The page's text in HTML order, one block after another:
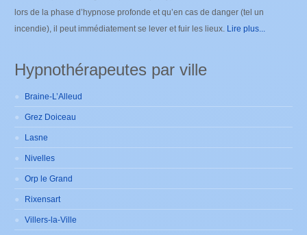
lors de la phase d’hypnose profonde et qu’en cas de danger (tel un
incendie), il peut immédiatement se lever et fuir les lieux. Lire plus...
Hypnothérapeutes par ville
Braine-L’Alleud
Grez Doiceau
Lasne
Nivelles
Orp le Grand
Rixensart
Villers-la-Ville